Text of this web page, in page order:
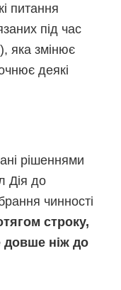
питання
під час
яка змінює
деякі
рішеннями
Дія до
чинності
строку,
довше ніж до